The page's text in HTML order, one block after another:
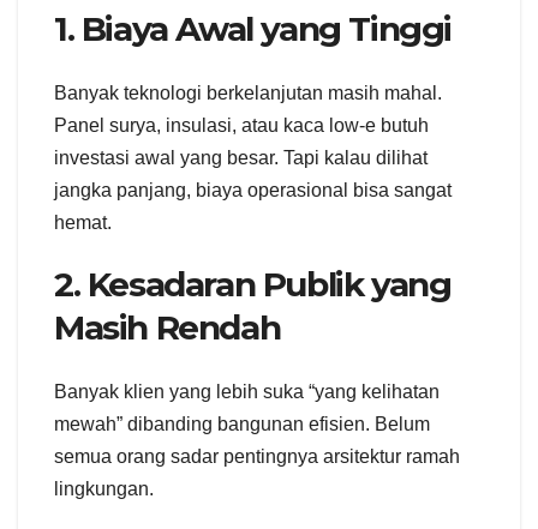
1. Biaya Awal yang Tinggi
Banyak teknologi berkelanjutan masih mahal.
Panel surya, insulasi, atau kaca low-e butuh
investasi awal yang besar. Tapi kalau dilihat
jangka panjang, biaya operasional bisa sangat
hemat.
2. Kesadaran Publik yang
Masih Rendah
Banyak klien yang lebih suka “yang kelihatan
mewah” dibanding bangunan efisien. Belum
semua orang sadar pentingnya arsitektur ramah
lingkungan.